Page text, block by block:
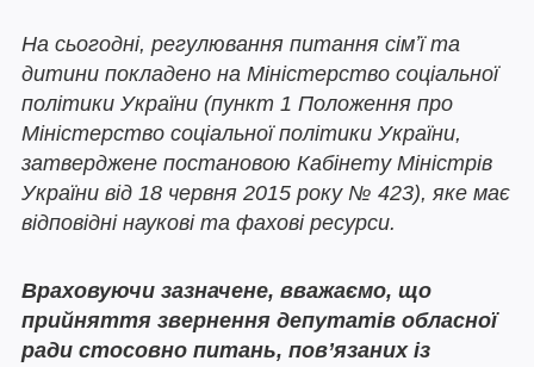
На сьогодні, регулювання питання сімʼї та
дитини покладено на Міністерство соціальної
політики України (пункт 1 Положення про
Міністерство соціальної політики України,
затверджене постановою Кабінету Міністрів
України від 18 червня 2015 року № 423), яке має
відповідні наукові та фахові ресурси.
Враховуючи зазначене, вважаємо, що
прийняття звернення депутатів обласної
ради стосовно питань, повʼязаних із